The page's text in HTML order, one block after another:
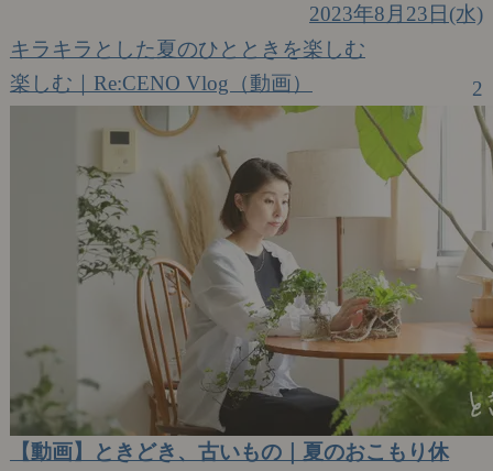
2023年8月23日(水)
キラキラとした夏のひとときを楽しむ
楽しむ｜Re:CENO Vlog（動画）
2
【動画】ときどき、古いもの｜夏のおこもり休